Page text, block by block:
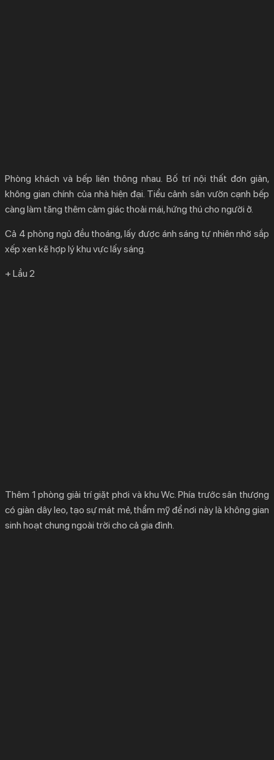
Phòng khách và bếp liên thông nhau. Bố trí nội thất đơn giản,
không gian chính của nhà hiện đại. Tiểu cảnh sân vườn cạnh bếp
càng làm tăng thêm cảm giác thoải mái, hứng thú cho người ở.
Cả 4 phòng ngủ đều thoáng, lấy được ánh sáng tự nhiên nhờ sắp
xếp xen kẽ hợp lý khu vực lấy sáng.
+ Lầu 2
Thêm 1 phòng giải trí giặt phơi và khu Wc. Phía trước sân thượng
có giàn dây leo, tạo sự mát mẻ, thẩm mỹ để nơi này là không gian
sinh hoạt chung ngoài trời cho cả gia đình.